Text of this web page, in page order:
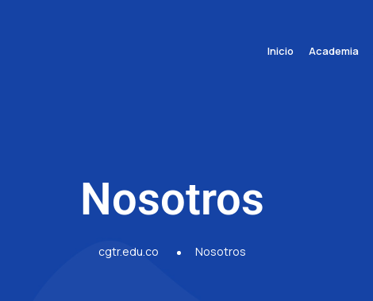
Inicio Academia
Nosotros
cgtr.edu.co Nosotros